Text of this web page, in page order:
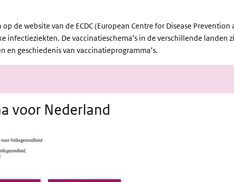
de website van de ECDC (European Centre for Disease
infectieziekten. De vaccinatieschema’s in de verschillende
geschiedenis van vaccinatieprogramma’s.
voor Nederland